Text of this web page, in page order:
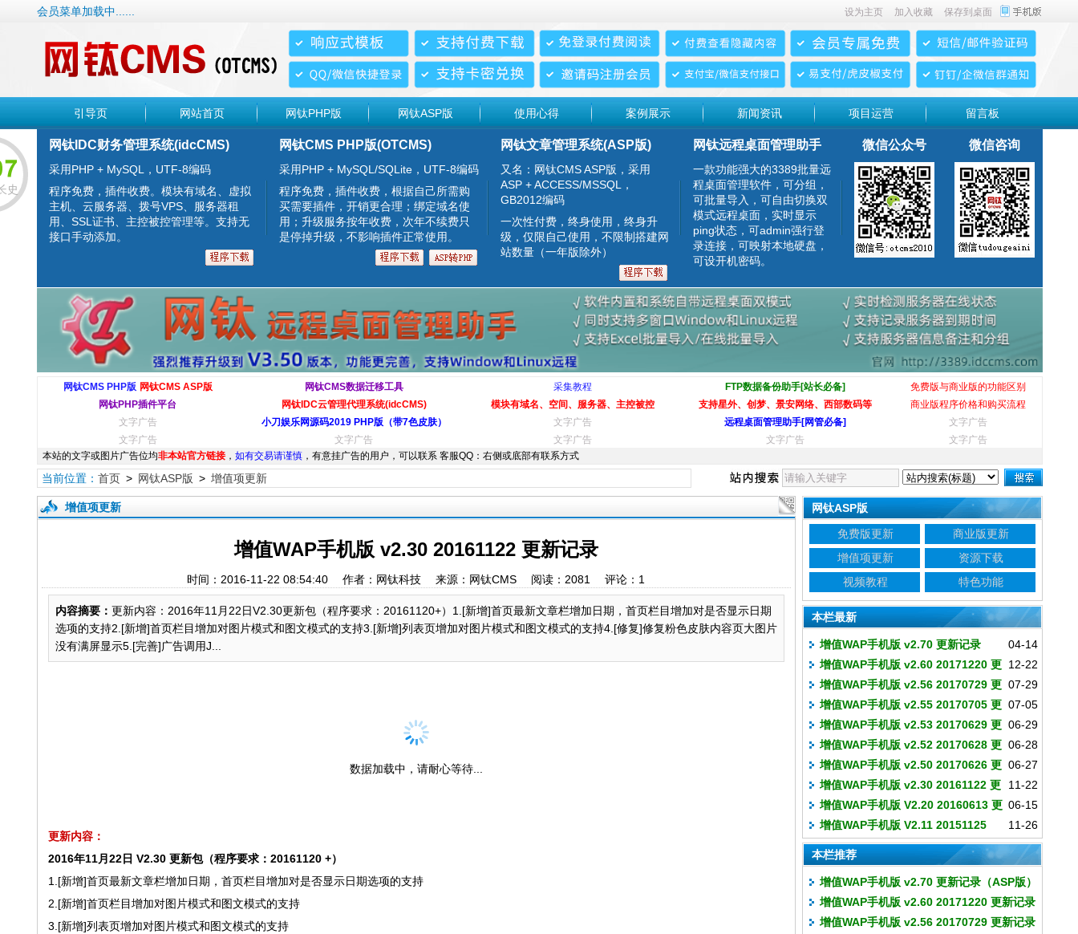
会员菜单加载中...... 设为主页 加入收藏 保存到桌面
引导页 网站首页 网钛PHP版 网钛ASP版 使用心得 案例展示 新闻资讯 项目运营 留言板
网钛IDC财务管理系统(idcCMS)
采用PHP + MySQL，UTF-8编码
程序免费，插件收费。模块有域名、虚拟
主机、云服务器、拨号VPS、服务器租
用、SSL证书、主控被控管理等。支持无
接口手动添加。
网钛CMS PHP版(OTCMS)
采用PHP + MySQL/SQLite，UTF-8编码
程序免费，插件收费，根据自己所需购
买需要插件，开销更合理；绑定域名使
用；升级服务按年收费，次年不续费只
是停掉升级，不影响插件正常使用。
网钛文章管理系统(ASP版)
又名：网钛CMS ASP版，采用
ASP + ACCESS/MSSQL，
GB2012编码
一次性付费，终身使用，终身升
级，仅限自己使用，不限制搭建网
站数量（一年版除外）
网钛远程桌面管理助手
一款功能强大的3389批量远
程桌面管理软件，可分组，
可批量导入，可自由切换双
模式远程桌面，实时显示
ping状态，可admin强行登
录连接，可映射本地硬盘，
可设开机密码。
微信公众号 微信咨询
网钛CMS PHP版 网钛CMS ASP版 网钛CMS数据迁移工具 采集教程 FTP数据备份助手[站长必备]
免费版与商业版的功能区别
网钛PHP插件平台
网钛IDC云管理代理系统(idcCMS) 模块有域名、空间、服务器、主控被控 支持星外、创梦、景安网络、西部数码等
商业版程序价格和购买流程
文字广告
小刀娱乐网源码2019 PHP版（带7色皮肤） 文字广告 远程桌面管理助手[网管必备]
文字广告
文字广告
文字广告 文字广告 文字广告
文字广告
本站的文字或图片广告位均非本站官方链接， 如有交易请谨慎，有意挂广告的用户，可以联系 客服QQ：右侧或底部有联系方式
当前位置： 首页> 网钛ASP版 > 增值项更新
增值项更新
增值WAP手机版 v2.30 20161122 更新记录
时间：2016-11-22 08:54:40 作者：网钛科技 来源：网钛CMS 阅读： 2081 评论： 1
内容摘要： 更新内容：2016年11月22日V2.30更新包（程序要求：20161120+）1.[新增]首页最新文章栏增加日期，首页栏目增加对是否显示日期
选项的支持2.[新增]首页栏目增加对图片模式和图文模式的支持3.[新增]列表页增加对图片模式和图文模式的支持4.[修复]修复粉色皮肤内容页大图片
没有满屏显示5.[完善]广告调用J...
数据加载中，请耐心等待...
更新内容：
2016年11月22日 V2.30 更新包（程序要求：20161120 +）
1.[新增]首页最新文章栏增加日期，首页栏目增加对是否显示日期选项的支持
2.[新增]首页栏目增加对图片模式和图文模式的支持
3.[新增]列表页增加对图片模式和图文模式的支持
网钛ASP版
免费版更新
商业版更新
增值项更新
资源下载
视频教程
特色功能
本栏最新
04-14
增值WAP手机版 v2.70 更新记录
（ASP版）
12-22
增值WAP手机版 v2.60 20171220 更
新记录
07-29
增值WAP手机版 v2.56 20170729 更
新记录
07-05
增值WAP手机版 v2.55 20170705 更
新记录
06-29
增值WAP手机版 v2.53 20170629 更
新记录
06-28
增值WAP手机版 v2.52 20170628 更
新记录
06-27
增值WAP手机版 v2.50 20170626 更
新记录
11-22
增值WAP手机版 v2.30 20161122 更
新记录
06-15
增值WAP手机版 V2.20 20160613 更
新记录
11-26
增值WAP手机版 V2.11 20151125
本栏推荐
增值WAP手机版 v2.70 更新记录（ASP版）
增值WAP手机版 v2.60 20171220 更新记录
增值WAP手机版 v2.56 20170729 更新记录
史